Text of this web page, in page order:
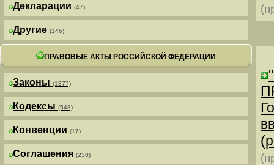
Декларации (47)
Другие (146)
ПРАВОВЫЕ АКТЫ РОССИЙСКОЙ ФЕДЕРАЦИИ
Законы (1377)
Кодексы (548)
Конвенции (17)
Соглашения (230)